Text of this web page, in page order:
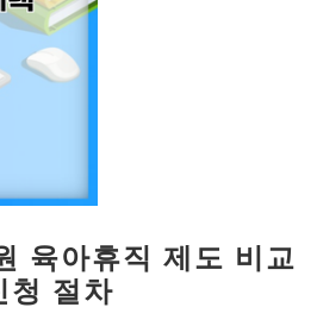
육아휴직 제도 비교
청 절차